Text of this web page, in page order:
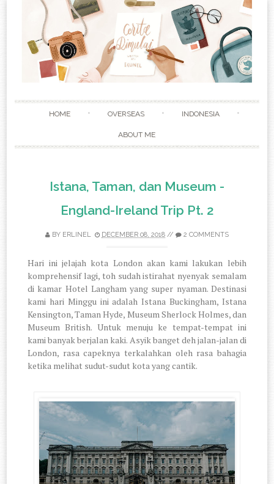
HOME OVERSEAS INDONESIA
ABOUT ME
Istana, Taman, dan Museum -
England-Ireland Trip Pt. 2
BY ERLINEL DECEMBER 08, 2018 // 2 COMMENTS
Hari ini jelajah kota London akan kami lakukan lebih
komprehensif lagi, toh sudah istirahat nyenyak semalam
di kamar Hotel Langham yang super nyaman. Destinasi
kami hari Minggu ini adalah Istana Buckingham, Istana
Kensington, Taman Hyde, Museum Sherlock Holmes, dan
Museum British. Untuk menuju ke tempat-tempat ini
kami banyak berjalan kaki. Asyik banget deh jalan-jalan di
London, rasa capeknya terkalahkan oleh rasa bahagia
ketika melihat sudut-sudut kota yang cantik.